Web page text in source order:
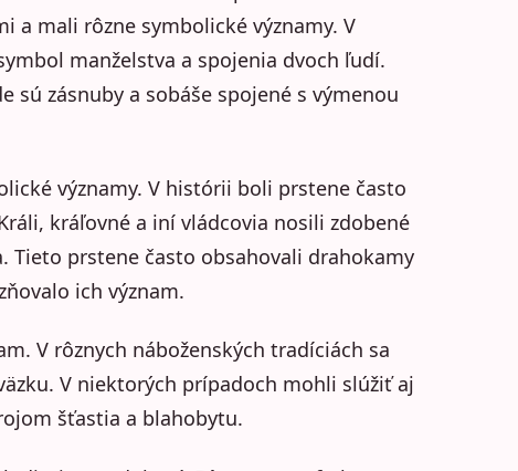
a mali rôzne symbolické významy. V
manželstva a spojenia dvoch ľudí.
sú zásnuby a sobáše spojené s výmenou
významy. V histórii boli prstene často
kráľovné a iní vládcovia nosili zdobené
Tieto prstene často obsahovali drahokamy
ich význam.
V rôznych náboženských tradíciách sa
V niektorých prípadoch mohli slúžiť aj
šťastia a blahobytu.